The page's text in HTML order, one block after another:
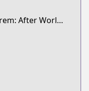
synonyms:Shuumatsu no Harem: After World,World's End Harem: After World